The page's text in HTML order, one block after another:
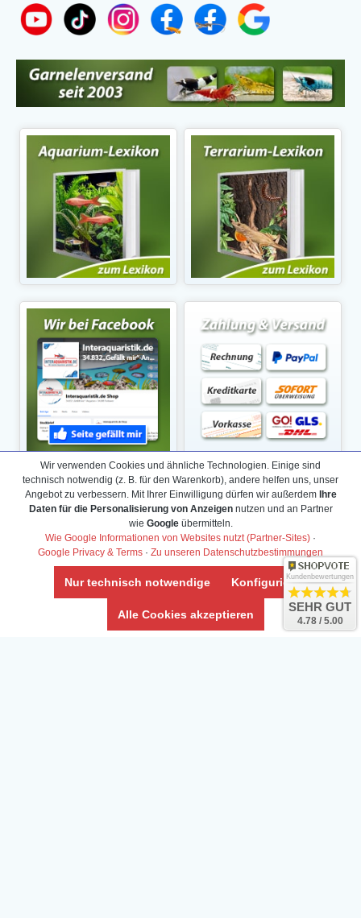
Wir verwenden Cookies und ähnliche Technologien. Einige sind
technisch notwendig (z. B. für den Warenkorb), andere helfen uns, unser
Angebot zu verbessern. Mit Ihrer Einwilligung dürfen wir außerdem Ihre
Daten für die Personalisierung von Anzeigennutzen und an Partner
wie Googleübermitteln.
Wie Google Informationen von Websites nutzt (Partner-Sites) ·
Google Privacy & Terms · Zu unseren Datenschutzbestimmungen
Nur technisch notwendige Konfigurieren
Alle Cookies akzeptieren
Kundenbewertungen
SEHR GUT
4.78 / 5.00